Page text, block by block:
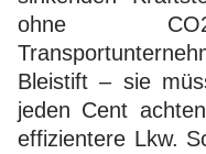
ohne
Bleistift – sie
jeden Cent
effizientere Lkw.